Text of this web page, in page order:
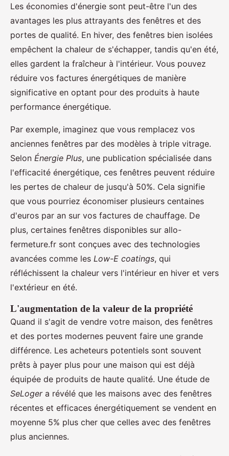
Les économies d'énergie sont peut-être l'un des
avantages les plus attrayants des fenêtres et des
portes de qualité. En hiver, des fenêtres bien isolées
empêchent la chaleur de s'échapper, tandis qu'en été,
elles gardent la fraîcheur à l'intérieur. Vous pouvez
réduire vos factures énergétiques de manière
significative en optant pour des produits à haute
performance énergétique.
Par exemple, imaginez que vous remplacez vos
anciennes fenêtres par des modèles à triple vitrage.
Selon Énergie Plus, une publication spécialisée dans
l'efficacité énergétique, ces fenêtres peuvent réduire
les pertes de chaleur de jusqu'à 50%. Cela signifie
que vous pourriez économiser plusieurs centaines
d'euros par an sur vos factures de chauffage. De
plus, certaines fenêtres disponibles sur allo-
fermeture.fr sont conçues avec des technologies
avancées comme les Low-E coatings, qui
réfléchissent la chaleur vers l'intérieur en hiver et vers
l'extérieur en été.
L'augmentation de la valeur de la propriété
Quand il s'agit de vendre votre maison, des fenêtres
et des portes modernes peuvent faire une grande
différence. Les acheteurs potentiels sont souvent
prêts à payer plus pour une maison qui est déjà
équipée de produits de haute qualité. Une étude de
SeLogera révélé que les maisons avec des fenêtres
récentes et efficaces énergétiquement se vendent en
moyenne 5% plus cher que celles avec des fenêtres
plus anciennes.